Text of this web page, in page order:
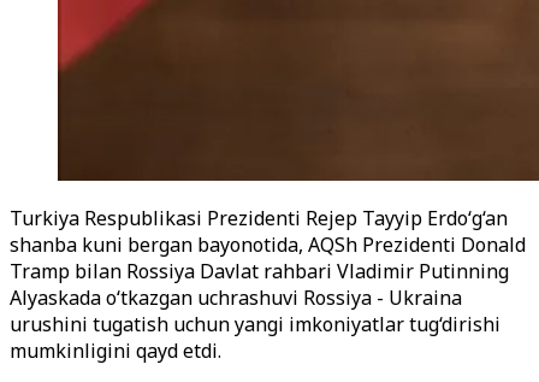
Turkiya Respublikasi Prezidenti Rejep Tayyip Erdo‘g‘an
shanba kuni bergan bayonotida, AQSh Prezidenti Donald
Tramp bilan Rossiya Davlat rahbari Vladimir Putinning
Alyaskada o‘tkazgan uchrashuvi Rossiya - Ukraina
urushini tugatish uchun yangi imkoniyatlar tug‘dirishi
mumkinligini qayd etdi.